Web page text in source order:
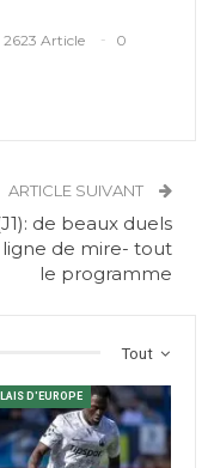
2623 Article
0
ARTICLE SUIVANT
de beaux duels
ligne de mire- tout
le programme
Tout
D'EUROPE